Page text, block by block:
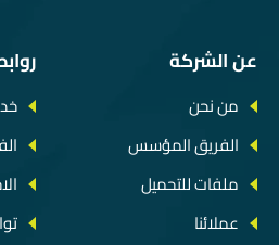
عن الشركة
من نحن
الفريق المؤسس
ملفات للتحميل
عملائنا